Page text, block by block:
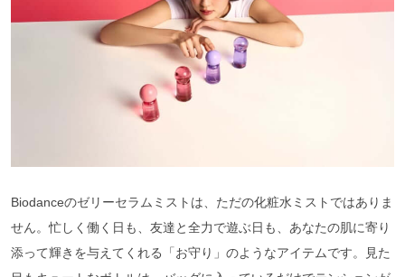
Biodanceのゼリーセラムミストは、ただの化粧水ミストではありま
せん。忙しく働く日も、友達と全力で遊ぶ日も、あなたの肌に寄り
添って輝きを与えてくれる「お守り」のようなアイテムです。見た